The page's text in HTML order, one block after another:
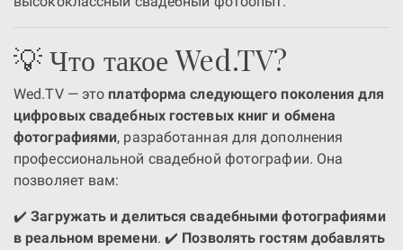
💡 Что такое Wed.TV?
Wed.TV — это платформа следующего поколения для
цифровых свадебных гостевых книг и обмена
фотографиями, разработанная для дополнения
профессиональной свадебной фотографии. Она
позволяет вам:
✔️Загружать и делиться свадебными фотографиями
в реальном времени. ✔️ Позволять гостям добавлять